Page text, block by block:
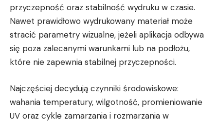
przyczepność oraz stabilność wydruku w czasie.
Nawet prawidłowo wydrukowany materiał może
stracić parametry wizualne, jeżeli aplikacja odbywa
się poza zalecanymi warunkami lub na podłożu,
które nie zapewnia stabilnej przyczepności.
Najczęściej decydują czynniki środowiskowe:
wahania temperatury, wilgotność, promieniowanie
UV oraz cykle zamarzania i rozmarzania w